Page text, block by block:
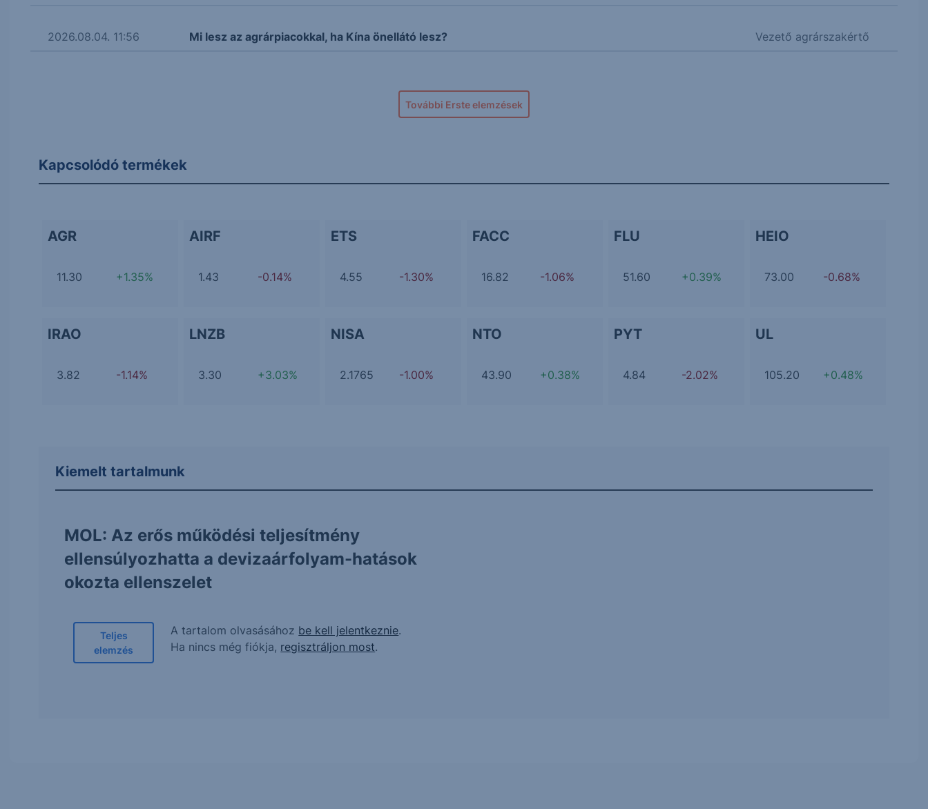
2026.08.04. 11:56 Mi lesz az agrárpiacokkal, ha Kína önellátó lesz? Vezető agrárszakértő
További Erste elemzések
Kapcsolódó termékek
AGR
11.30 +1.35%
AIRF
1.43 -0.14%
ETS
4.55 -1.30%
FACC
16.82 -1.06%
FLU
51.60 +0.39%
HEIO
73.00 -0.68%
IRAO
3.82 -1.14%
LNZB
3.30 +3.03%
NISA
2.1765 -1.00%
NTO
43.90 +0.38%
PYT
4.84 -2.02%
UL
105.20 +0.48%
Kiemelt tartalmunk
MOL: Az erős működési teljesítmény
ellensúlyozhatta a devizaárfolyam-hatások
okozta ellenszelet
Teljes
elemzés
A tartalom olvasásához be kell jelentkeznie.
Ha nincs még fiókja, regisztráljon most.